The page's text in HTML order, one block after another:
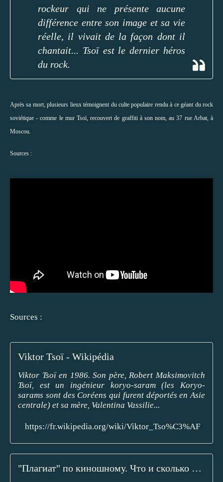
rockeur qui ne présente aucune
différence entre son image et sa vie
réelle, il vivait de la façon dont il
chantait... Tsoï est le dernier héros
du rock.
Après sa mort, plusieurs lieux témoignent du culte populaire rendu à ce géant du rock
soviétique - comme le mur Tsoï, recouvert de graffiti à son nom, au 37 rue Arbat, à
Moscou.
Sources :
Sources :
Viktor Tsoï - Wikipédia
Viktor Tsoï en 1986. Son père, Robert Maksimovitch
Tsoï, est un ingénieur koryo-saram (les Koryo-
sarams sont des Coréens qui furent déportés en Asie
centrale) et sa mère, Valentina Vassilie...
https://fr.wikipedia.org/wiki/Viktor_Tso%C3%AF
"Плагиат" по киношному. Что и сколько "содрал" Цой у Cure и других замечательных людей. | Последний герой